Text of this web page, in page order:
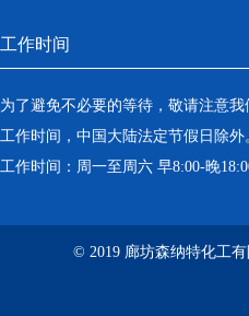
工作时间
为了避免不必要的等待，敬请注意
工作时间，中国大陆法定节假日除外
工作时间：周一至周六 早8:00-晚
© 2019 廊坊森纳特化工